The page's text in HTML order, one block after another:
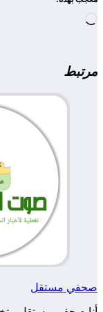
مرتبط
صحفي مستقل